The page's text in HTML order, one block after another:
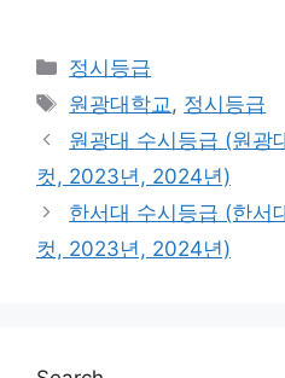
Categories
정시등급
Tags
원광대학교 , 정시등급
원광대 수시등급 (원광
컷, 2023년, 2024년)
한서대 수시등급 (한서
컷, 2023년, 2024년)